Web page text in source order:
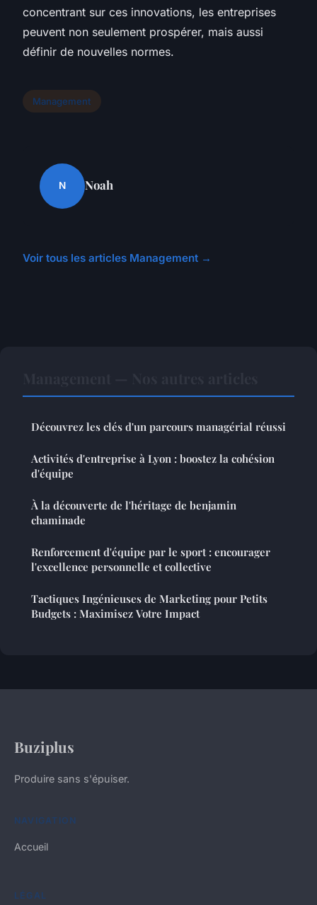
concentrant sur ces innovations, les entreprises
peuvent non seulement prospérer, mais aussi
définir de nouvelles normes.
Management
N Noah
Voir tous les articles Management →
Découvrez les clés d'un parcours managérial réussi
Activités d'entreprise à Lyon : boostez la cohésion
d'équipe
À la découverte de l'héritage de benjamin
chaminade
Renforcement d'équipe par le sport : encourager
l'excellence personnelle et collective
Tactiques Ingénieuses de Marketing pour Petits
Budgets : Maximisez Votre Impact
Buziplus
Produire sans s'épuiser.
NAVIGATION
Accueil
LÉGAL